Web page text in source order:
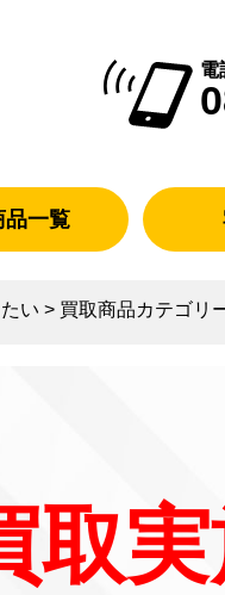
電
品一覧
い > 買取商品カテゴリ
取